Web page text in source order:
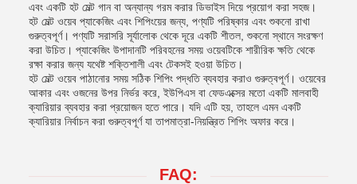
এবং একটি হট মেল্ট গান বা অন্যান্য গরম করার ডিভাইস দিয়ে প্রয়োগ করা সহজ।
হট মেল্ট ওয়েব প্যাকেজিং এবং শিপিংয়ের জন্য, পণ্যটি পরিষ্কার এবং শুকনো রাখা
গুরুত্বপূর্ণ। পণ্যটি সরাসরি সূর্যালোক থেকে দূরে একটি শীতল, শুকনো স্থানে সংরক্ষণ
করা উচিত। প্যাকেজিং উপাদানটি পরিবহনের সময় ওয়েবটিকে শারীরিক ক্ষতি থেকে
রক্ষা করার জন্য যথেষ্ট শক্তিশালী এবং টেকসই হওয়া উচিত।
হট মেল্ট ওয়েব পাঠানোর সময় সঠিক শিপিং পদ্ধতি ব্যবহার করাও গুরুত্বপূর্ণ। ওয়েবের
আকার এবং ওজনের উপর নির্ভর করে, ইউপিএস বা ফেডএক্সের মতো একটি মালবাহী
ক্যারিয়ার ব্যবহার করা প্রয়োজন হতে পারে। যদি এটি হয়, তাহলে এমন একটি
ক্যারিয়ার নির্বাচন করা গুরুত্বপূর্ণ যা তাপমাত্রা-নিয়ন্ত্রিত শিপিং অফার করে।
FAQ: